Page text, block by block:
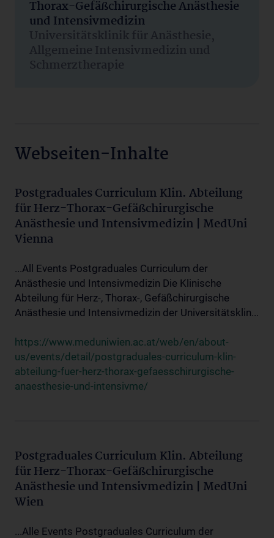
Thorax-Gefäßchirurgische Anästhesie
und Intensivmedizin
Universitätsklinik für Anästhesie,
Allgemeine Intensivmedizin und
Schmerztherapie
Webseiten-Inhalte
Postgraduales Curriculum Klin. Abteilung
für Herz-Thorax-Gefäßchirurgische
Anästhesie und Intensivmedizin | MedUni
Vienna
...All Events Postgraduales Curriculum der
Anästhesie und Intensivmedizin Die Klinische
Abteilung für Herz-, Thorax-, Gefäßchirurgische
Anästhesie und Intensivmedizin der Universitätsklin...
https://www.meduniwien.ac.at/web/en/about-
us/events/detail/postgraduales-curriculum-klin-
abteilung-fuer-herz-thorax-gefaesschirurgische-
anaesthesie-und-intensivme/
Postgraduales Curriculum Klin. Abteilung
für Herz-Thorax-Gefäßchirurgische
Anästhesie und Intensivmedizin | MedUni
Wien
...Alle Events Postgraduales Curriculum der